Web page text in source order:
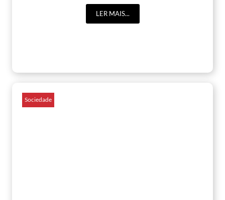
LER MAIS...
Sociedade